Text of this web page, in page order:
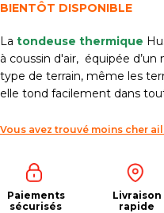
BIENTÔT DISPONIBLE
La tondeuse thermique
à coussin d'air, équipée
type de terrain, même les
elle tond facilement dans
Vous avez trouvé moins cher
Paiements
sécurisés
Livraison
rapide